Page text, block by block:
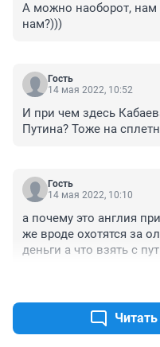
А можно наоборот, нам
нам?)))
Гость
14 мая 2022, 10:52
И при чем здесь
Путина? Тоже на
Гость
14 мая 2022, 10:10
а почему это англия
же вроде охотятся за
деньги а что взять с